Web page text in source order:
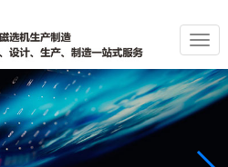
切
换
导
航